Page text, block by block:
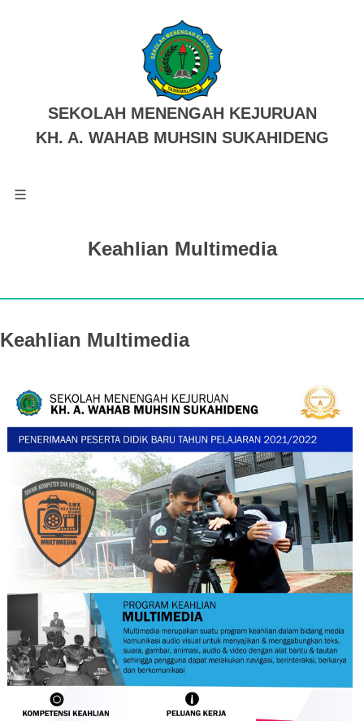
SEKOLAH MENENGAH KEJURUAN
KH. A. WAHAB MUHSIN SUKAHIDENG
Keahlian Multimedia
Keahlian Multimedia